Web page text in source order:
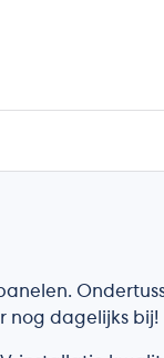
nog dagelijks bij!